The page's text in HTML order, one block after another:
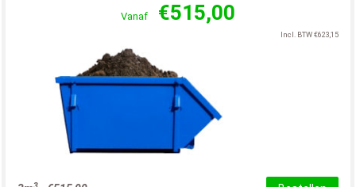
Vanaf €515,00
Incl. BTW €623,15